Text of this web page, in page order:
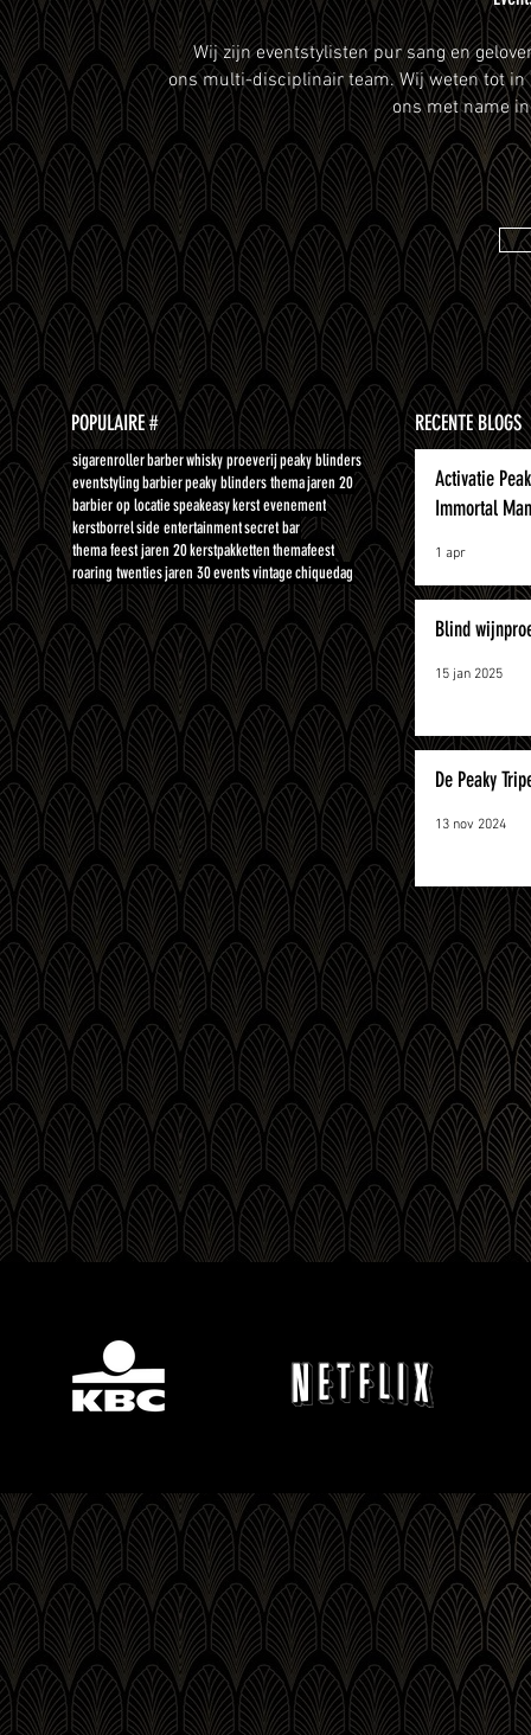
Wij zijn eventstylisten pur sang en
onsmulti-disciplinair team. Wij weten tot in
ons met name
POPULAIRE #
sigarenrollerbarberwhisky proeverijpeaky blinders
eventstylingbarbierpeaky blinders themajaren 20
barbier op locatiespeakeasykerst evenement
kerstborrelside entertainmentsecret bar
thema feest jaren 20kerstpakkettenthemafeest
roaring twentiesjaren 30eventsvintagechiquedag
RECENTE BLOGS
Activatie
Immortal
1 apr
Blind
15 jan 2025
De Peaky
13 nov 2024